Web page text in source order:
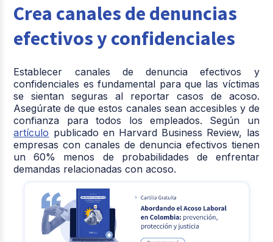
Crea canales de denuncias
efectivos y confidenciales
Establecer canales de denuncia efectivos y
confidenciales es fundamental para que las víctimas
se sientan seguras al reportar casos de acoso.
Asegúrate de que estos canales sean accesibles y de
confianza para todos los empleados. Según un
artículo publicado en Harvard Business Review, las
empresas con canales de denuncia efectivos tienen
un 60% menos de probabilidades de enfrentar
demandas relacionadas con acoso.